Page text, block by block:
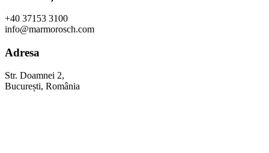
+40 37153 3100
info@marmorosch.com
Adresa
Str. Doamnei 2,
București, România